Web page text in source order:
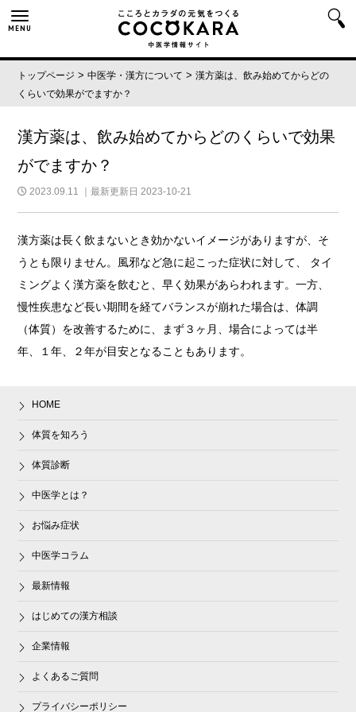
MENU
トップページ >中医学・漢方について >漢方薬は、飲み始めてからどの
くらいで効果がでますか？
漢方薬は、飲み始めてからどのくらいで効果
がでますか？
2023.09.11 ｜最新更新日 2023-10-21
漢方薬は長く飲まないとき効かないイメージがありますが、そ
うとも限りません。風邪など急に起こった症状に対して、 タイ
ミングよく漢方薬を飲むと、早く効果があらわれます。一方、
慢性疾患など長い期間を経てバランスが崩れた場合は、体調
（体質）を改善するために、まず３ヶ月、場合によっては半
年、１年、２年が目安となることもあります。
HOME
体質を知ろう
体質診断
中医学とは？
お悩み症状
中医学コラム
最新情報
はじめての漢方相談
企業情報
よくあるご質問
プライバシーポリシー